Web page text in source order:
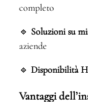
completo
🔹 Soluzioni su
aziende
🔹 Disponibilità
Vantaggi